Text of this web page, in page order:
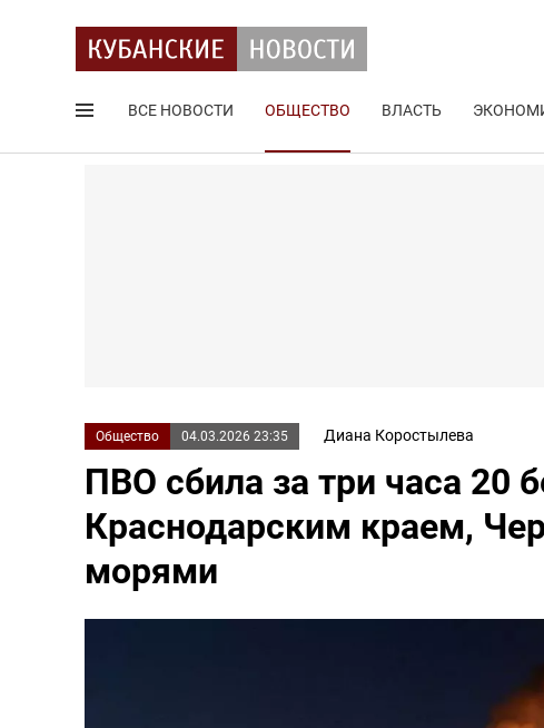
ВСЕ НОВОСТИ ОБЩЕСТВО ВЛАСТЬ
Общество 04.03.2026 23:35 Диана Коростылева
ПВО сбила за три часа 20
Краснодарским краем,
морями